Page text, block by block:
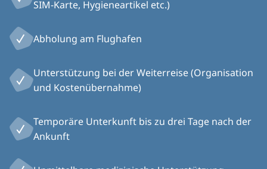
SIM-Karte, Hygieneartikel etc.)
Abholung am Flughafen
Unterstützung bei der Weiterreise (Organisation
und Kostenübernahme)
Temporäre Unterkunft bis zu drei Tage nach der
Ankunft